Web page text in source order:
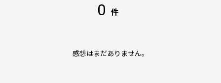
0 件
感想はまだありません。